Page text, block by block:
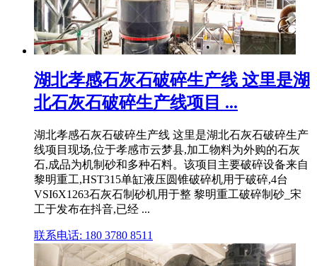
湖北孝感石灰石破碎生产线 这里是湖
北石灰石破碎生产线项目 ...
湖北孝感石灰石破碎生产线 这里是湖北石灰石破碎生产
线项目现场,位于孝感市云梦县,加工物料为外购的石灰
石,成品为机制砂和多种石料。该项目主要破碎设备来自
黎明重工,HST315单缸液压圆锥破碎机用于破碎,4台
VSI6X1263石灰石制砂机用于整 黎明重工破碎制砂_宋
工于发布在抖音,已经 ...
联系电话: 180 3780 8511